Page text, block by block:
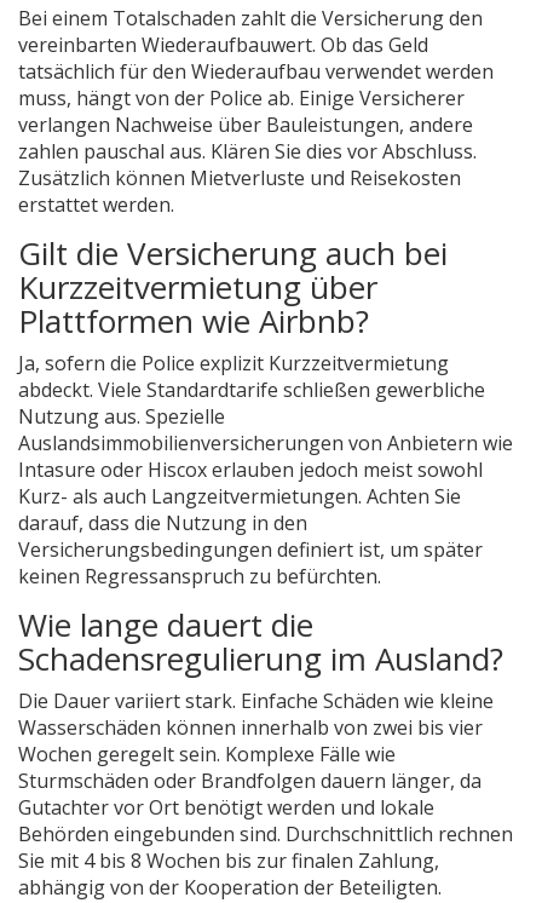
Bei einem Totalschaden zahlt die Versicherung den
vereinbarten Wiederaufbauwert. Ob das Geld
tatsächlich für den Wiederaufbau verwendet werden
muss, hängt von der Police ab. Einige Versicherer
verlangen Nachweise über Bauleistungen, andere
zahlen pauschal aus. Klären Sie dies vor Abschluss.
Zusätzlich können Mietverluste und Reisekosten
erstattet werden.
Gilt die Versicherung auch bei
Kurzzeitvermietung über
Plattformen wie Airbnb?
Ja, sofern die Police explizit Kurzzeitvermietung
abdeckt. Viele Standardtarife schließen gewerbliche
Nutzung aus. Spezielle
Auslandsimmobilienversicherungen von Anbietern wie
Intasure oder Hiscox erlauben jedoch meist sowohl
Kurz- als auch Langzeitvermietungen. Achten Sie
darauf, dass die Nutzung in den
Versicherungsbedingungen definiert ist, um später
keinen Regressanspruch zu befürchten.
Wie lange dauert die
Schadensregulierung im Ausland?
Die Dauer variiert stark. Einfache Schäden wie kleine
Wasserschäden können innerhalb von zwei bis vier
Wochen geregelt sein. Komplexe Fälle wie
Sturmschäden oder Brandfolgen dauern länger, da
Gutachter vor Ort benötigt werden und lokale
Behörden eingebunden sind. Durchschnittlich rechnen
Sie mit 4 bis 8 Wochen bis zur finalen Zahlung,
abhängig von der Kooperation der Beteiligten.